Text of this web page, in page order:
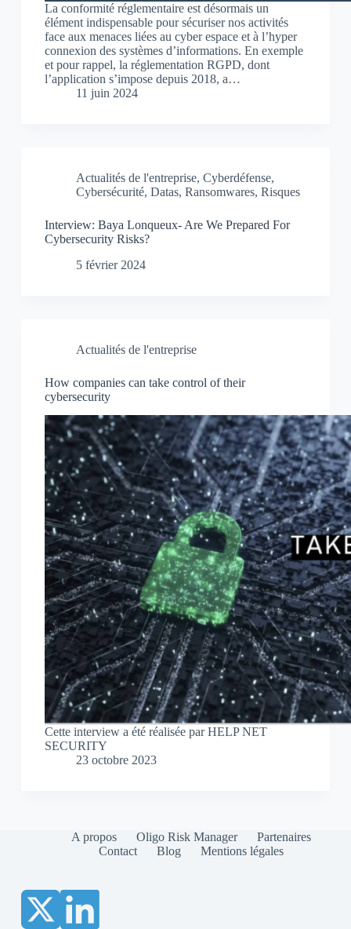
La conformité réglementaire est désormais un
élément indispensable pour sécuriser nos activités
face aux menaces liées au cyber espace et à l’hyper
connexion des systèmes d’informations. En exemple
et pour rappel, la réglementation RGPD, dont
l’application s’impose depuis 2018, a…
11 juin 2024
Actualités de l'entreprise, Cyberdéfense,
Cybersécurité, Datas, Ransomwares, Risques
Interview: Baya Lonqueux- Are We Prepared For
Cybersecurity Risks?
5 février 2024
Actualités de l'entreprise
How companies can take control of their
cybersecurity
Cette interview a été réalisée par HELP NET
SECURITY
23 octobre 2023
A propos Oligo Risk Manager
Partenaires
Contact
Blog Mentions légales